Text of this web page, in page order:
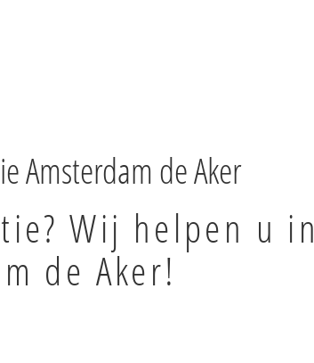
Amsterdam de Aker
Wij helpen u in
de Aker!